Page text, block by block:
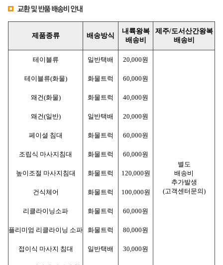
제품종류 배송방식
내륙왕복
배송비
제주/도서산간왕복
배송비
테이블류 일반택배 20,000원
별도
배송비
추가발생
(고객센터문의)
테이블류(화물) 화물트럭 60,000원
왜건(화물) 화물트럭 40,000원
왜건(일반) 일반택배 20,000원
페이셜 침대 화물트럭 60,000원
조립식 마사지침대 화물트럭 60,000원
높이조절 마사지침대 화물트럭 120,000원
건식체어 화물트럭 100,000원
리클라이닝소파 화물트럭 60,000원
플리미엄 리클라이닝 소파 화물트럭 80,000원
접이식 마사지 침대 일반택배 30,000원